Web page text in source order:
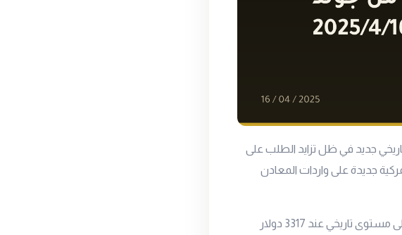
جديد في ظل تزايد الطلب على
جديدة على واردات المعادن
سجل سعر أونصة الذهب العالمي ارتفاع اليوم بنسبة 2.4% ليسجل أعلى مستوى تاريخي عند 3317 دولار